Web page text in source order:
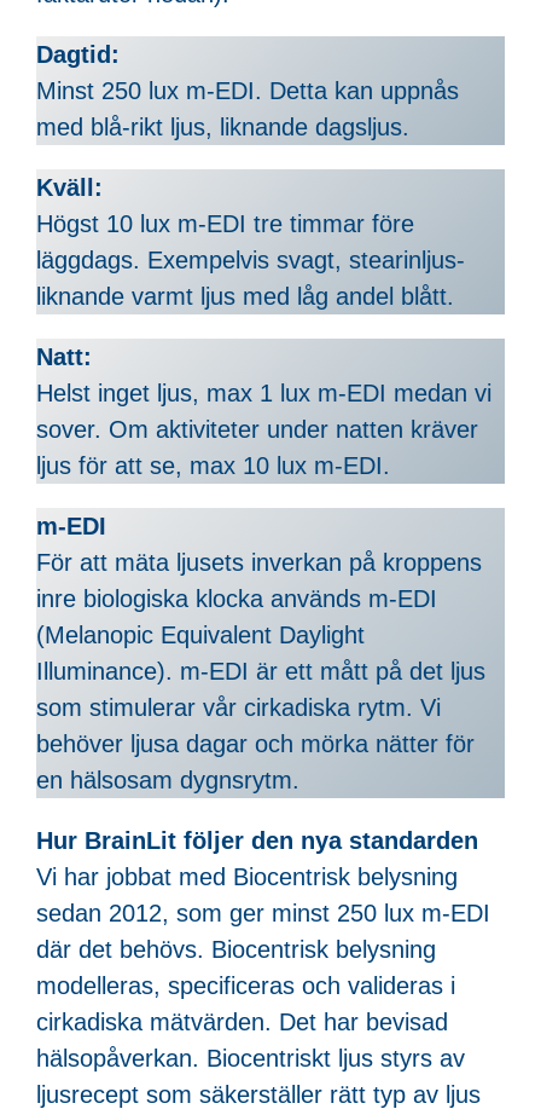
Dagtid:
Minst 250 lux m-EDI. Detta kan uppnås
med blå-rikt ljus, liknande dagsljus.
Kväll:
Högst 10 lux m-EDI tre timmar före
läggdags. Exempelvis svagt, stearinljus-
liknande varmt ljus med låg andel blått.
Natt:
Helst inget ljus, max 1 lux m-EDI medan vi
sover. Om aktiviteter under natten kräver
ljus för att se, max 10 lux m-EDI.
m-EDI
För att mäta ljusets inverkan på kroppens
inre biologiska klocka används m-EDI
(Melanopic Equivalent Daylight
Illuminance). m-EDI är ett mått på det ljus
som stimulerar vår cirkadiska rytm. Vi
behöver ljusa dagar och mörka nätter för
en hälsosam dygnsrytm.
Hur BrainLit följer den nya standarden
Vi har jobbat med Biocentrisk belysning
sedan 2012, som ger minst 250 lux m-EDI
där det behövs. Biocentrisk belysning
modelleras, specificeras och valideras i
cirkadiska mätvärden. Det har bevisad
hälsopåverkan. Biocentriskt ljus styrs av
ljusrecept som säkerställer rätt typ av ljus